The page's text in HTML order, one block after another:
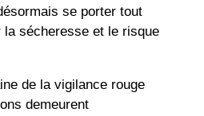
se porter tout
sécheresse et le risque
de la vigilance rouge
demeurent